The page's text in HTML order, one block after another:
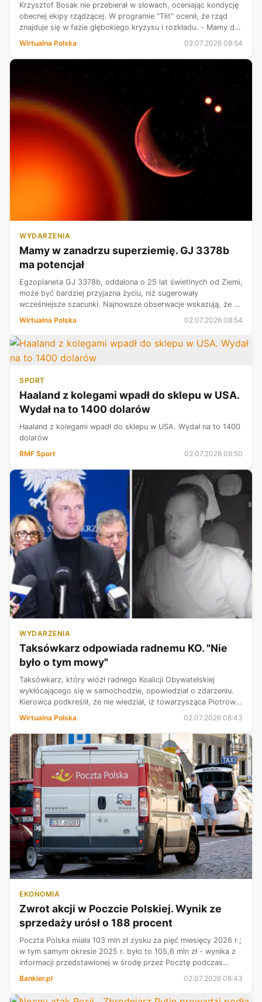
Krzysztof Bosak nie przebierał w słowach, oceniając kondycję
obecnej ekipy rządzącej. W programie "Tłit" ocenił, że rząd
znajduje się w fazie głębokiego kryzysu i rozkładu. - Mamy do
czynienia ze schyłkiem obecnej władzy - rozpoczął mocno
Wirtualna Polska 02.07.2026 08:54
WYDARZENIA
Mamy w zanadrzu superziemię. GJ 3378b
ma potencjał
Egzoplaneta GJ 3378b, oddalona o 25 lat świetlnych od Ziemi,
może być bardziej przyjazna życiu, niż sugerowały
wcześniejsze szacunki. Najnowsze obserwacje wskazują, że ta
prawdopodobnie jest skali...
Wirtualna Polska 02.07.2026 08:54
SPORT
Haaland z kolegami wpadł do sklepu w USA.
Wydał na to 1400 dolarów
Haaland z kolegami wpadł do sklepu w USA. Wydał na to 1400
dolarów
RMF Sport
02.07.2026 08:50
WYDARZENIA
Taksówkarz odpowiada radnemu KO. "Nie
było o tym mowy"
Taksówkarz, który wiózł radnego Koalicji Obywatelskiej
wykłócającego się w samochodzie, opowiedział o zdarzeniu.
Kierowca podkreślił, że nie wiedział, iż towarzysząca Piotrowi
Wirtualna Polska 02.07.2026 08:43
EKONOMIA
Zwrot akcji w Poczcie Polskiej. Wynik ze
sprzedaży urósł o 188 procent
Poczta Polska miała 103 mln zł zysku za pięć miesięcy 2026 r.;
w tym samym okresie 2025 r. było to 105,6 mln zł - wynika z
informacji przedstawionej w środę przez Pocztę podczas
sprzedaży wzrósł o...
Bankier.pl 02.07.2026 08:43